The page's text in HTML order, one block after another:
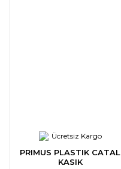
Ücretsiz Kargo
PRIMUS PLASTIK CATAL
KASIK